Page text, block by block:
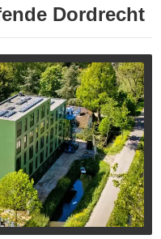
Dordrecht